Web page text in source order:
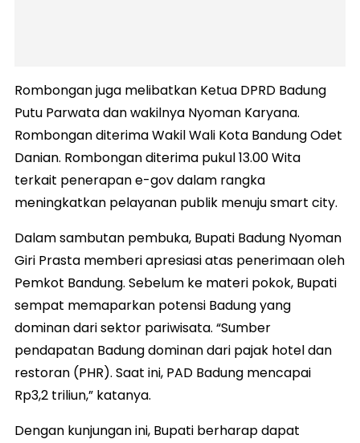
Rombongan juga melibatkan Ketua DPRD Badung
Putu Parwata dan wakilnya Nyoman Karyana.
Rombongan diterima Wakil Wali Kota Bandung Odet
Danian. Rombongan diterima pukul 13.00 Wita
terkait penerapan e-gov dalam rangka
meningkatkan pelayanan publik menuju smart city.
Dalam sambutan pembuka, Bupati Badung Nyoman
Giri Prasta memberi apresiasi atas penerimaan oleh
Pemkot Bandung. Sebelum ke materi pokok, Bupati
sempat memaparkan potensi Badung yang
dominan dari sektor pariwisata. “Sumber
pendapatan Badung dominan dari pajak hotel dan
restoran (PHR). Saat ini, PAD Badung mencapai
Rp3,2 triliun,” katanya.
Dengan kunjungan ini, Bupati berharap dapat